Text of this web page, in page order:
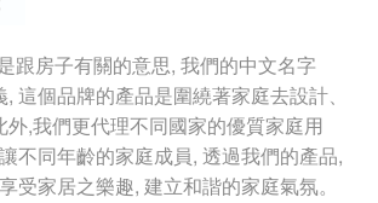
跟房子有關的意思, 我們的中文名字
, 這個品牌的產品是圍繞著家庭去設計、
,我們更代理不同國家的優質家庭用
不同年齡的家庭成員, 透過我們的產品,
受家居之樂趣, 建立和諧的家庭氣氛。